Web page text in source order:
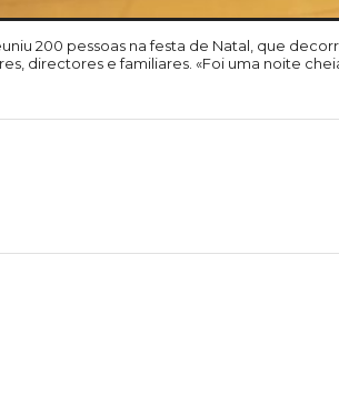
200 pessoas na festa de Natal, que
directores e familiares. «Foi uma noite